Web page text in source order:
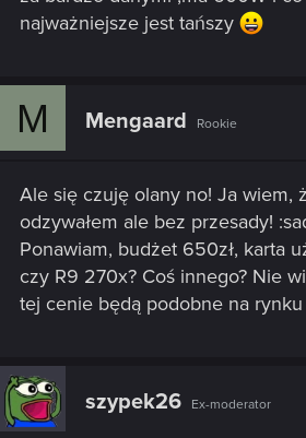
najważniejsze jest tańszy
M Mengaard Rookie
Ale się czuję olany no! Ja wiem,
odzywałem ale bez przesady!
Ponawiam, budżet 650zł, karta
czy R9 270x? Coś innego? Nie
tej cenie będą podobne na
szypek26 Ex-moderator